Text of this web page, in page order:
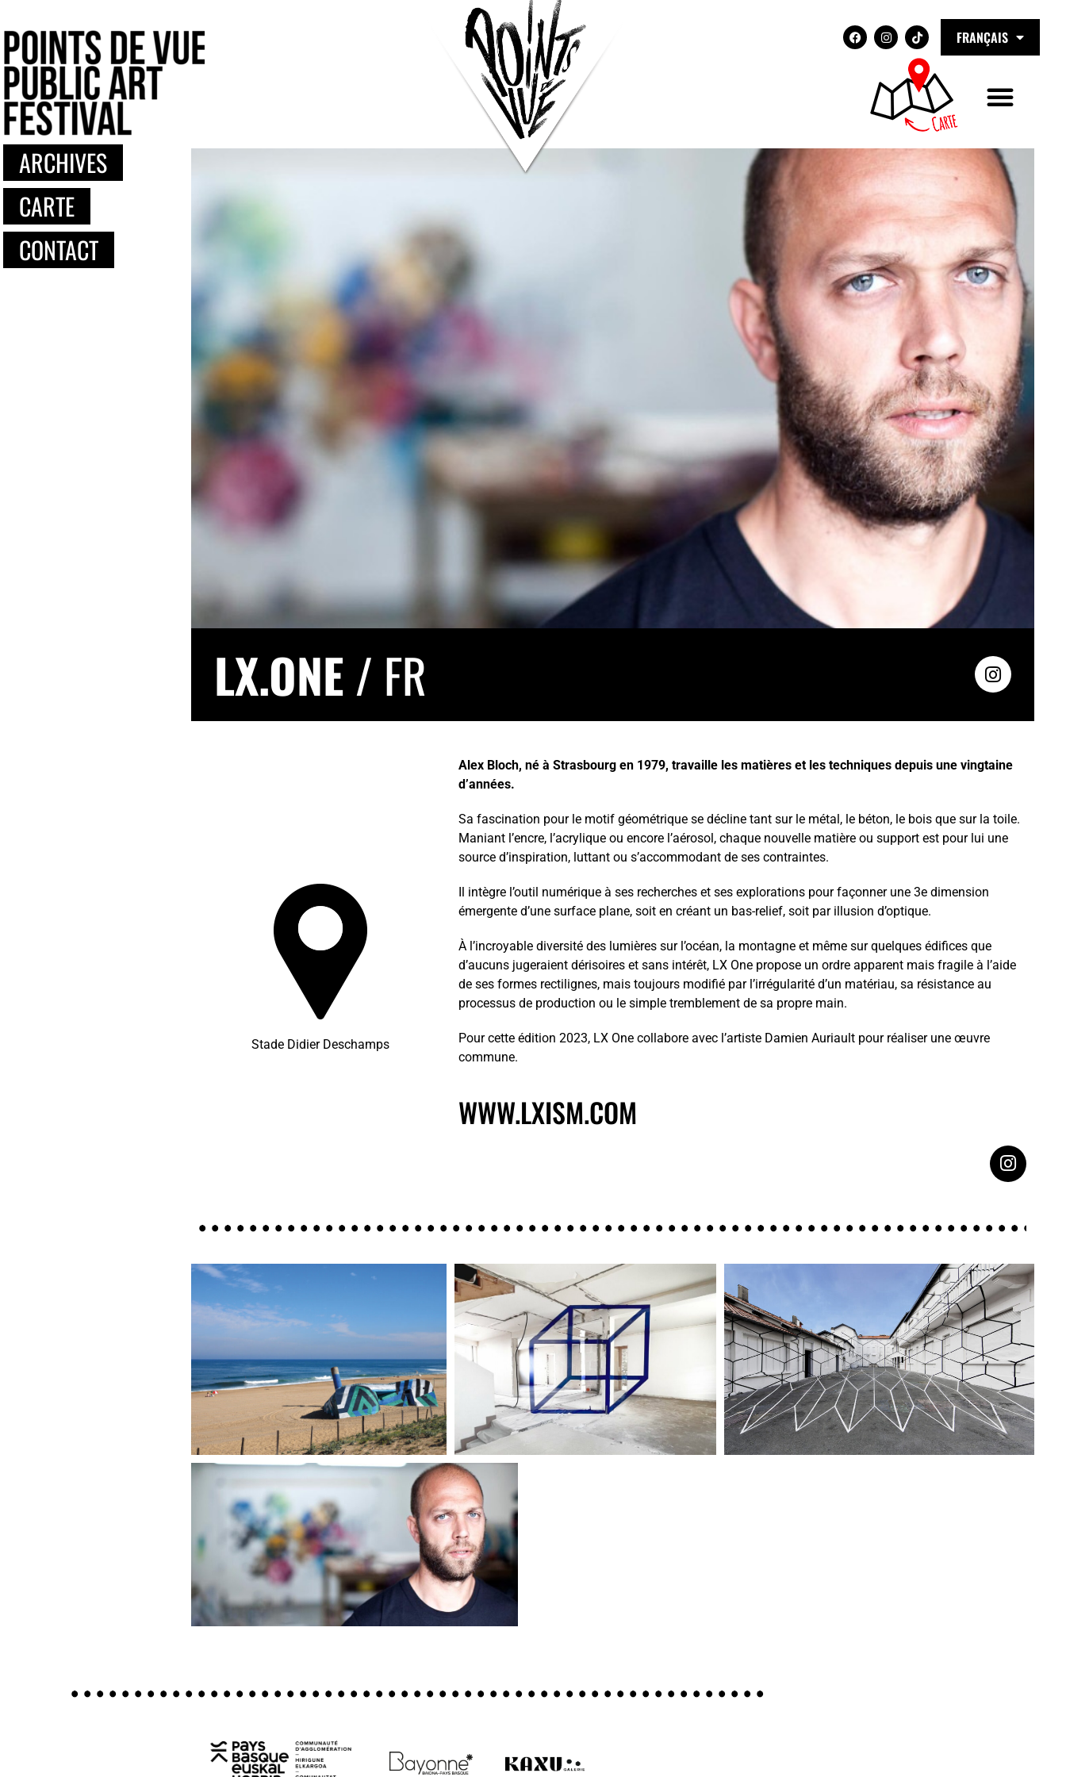
ARCHIVES
CARTE
CONTACT
FRANÇAIS
LX.ONE/ FR
Stade Didier Deschamps
Alex Bloch, né à Strasbourg en 1979, travaille les matières et les techniques depuis une vingtaine
d’années.
Sa fascination pour le motif géométrique se décline tant sur le métal, le béton, le bois que sur la toile.
Maniant l’encre, l’acrylique ou encore l’aérosol, chaque nouvelle matière ou support est pour lui une
source d’inspiration, luttant ou s’accommodant de ses contraintes.
Il intègre l’outil numérique à ses recherches et ses explorations pour façonner une 3e dimension
émergente d’une surface plane, soit en créant un bas-relief, soit par illusion d’optique.
À l’incroyable diversité des lumières sur l’océan, la montagne et même sur quelques édifices que
d’aucuns jugeraient dérisoires et sans intérêt, LX One propose un ordre apparent mais fragile à l’aide
de ses formes rectilignes, mais toujours modifié par l’irrégularité d’un matériau, sa résistance au
processus de production ou le simple tremblement de sa propre main.
Pour cette édition 2023, LX One collabore avec l’artiste Damien Auriault pour réaliser une œuvre
commune.
WWW.LXISM.COM